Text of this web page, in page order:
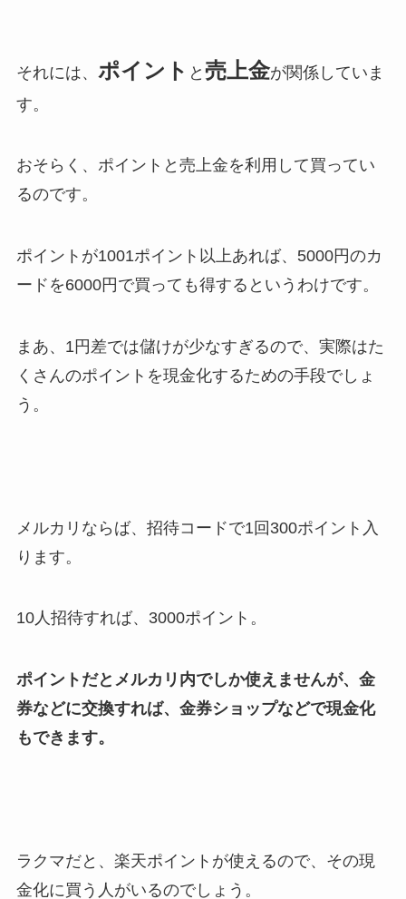
それには、 ポイント と 売上金が関係していま
す。
おそらく、ポイントと売上金を利用して買ってい
るのです。
ポイントが1001ポイント以上あれば、5000円のカ
ードを6000円で買っても得するというわけです。
まあ、1円差では儲けが少なすぎるので、実際はた
くさんのポイントを現金化するための手段でしょ
う。
メルカリならば、招待コードで1回300ポイント入
ります。
10人招待すれば、3000ポイント。
ポイントだとメルカリ内でしか使えませんが、金
券などに交換すれば、金券ショップなどで現金化
もできます。
ラクマだと、楽天ポイントが使えるので、その現
金化に買う人がいるのでしょう。